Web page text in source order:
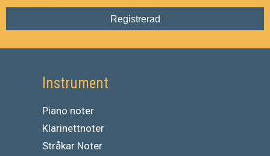
Registrerad
Instrument
Piano noter
Klarinettnoter
Stråkar Noter